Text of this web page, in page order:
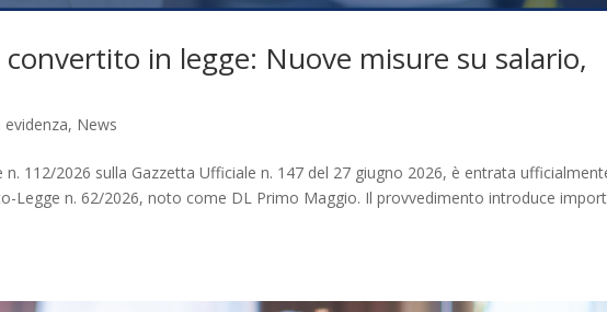
in legge: Nuove misure su salario,
evidenza, News
n. 112/2026 sulla Gazzetta Ufficiale n. 147 del 27 giugno 2026, è entrata
Legge n. 62/2026, noto come DL Primo Maggio. Il provvedimento introduce